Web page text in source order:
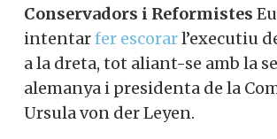
Conservadors i Reformistes
intentarfer escorarl’executiu
a la dreta, tot aliant-se amb la
alemanya i presidenta de la
Ursula von der Leyen.